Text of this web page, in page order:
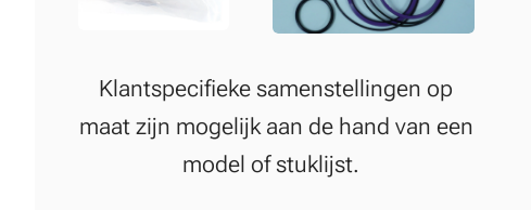
Klantspecifieke samenstellingen op
maat zijn mogelijk aan de hand van een
model of stuklijst.